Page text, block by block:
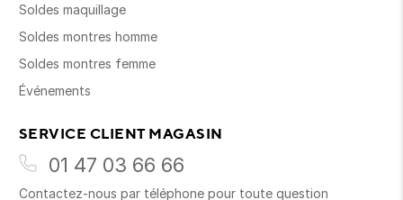
Soldes maquillage
Soldes montres homme
Soldes montres femme
Événements
SERVICE CLIENT MAGASIN
01 47 03 66 66
Contactez-nous par téléphone pour toute question